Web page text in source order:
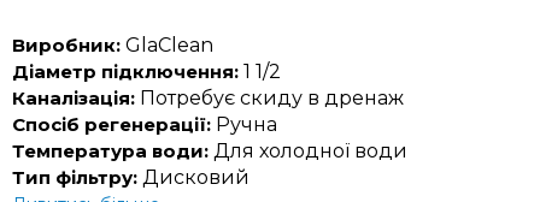
Виробник: GlaClean
Діаметр підключення: 1 1/2
Каналізація: Потребує скиду в дренаж
Спосіб регенерації: Ручна
Температура води: Для холодної води
Тип фільтру: Дисковий